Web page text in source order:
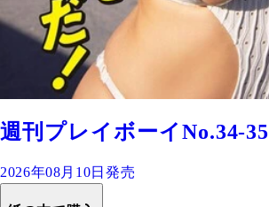
週刊プレイボーイNo.34-35
2026年08月10日発売